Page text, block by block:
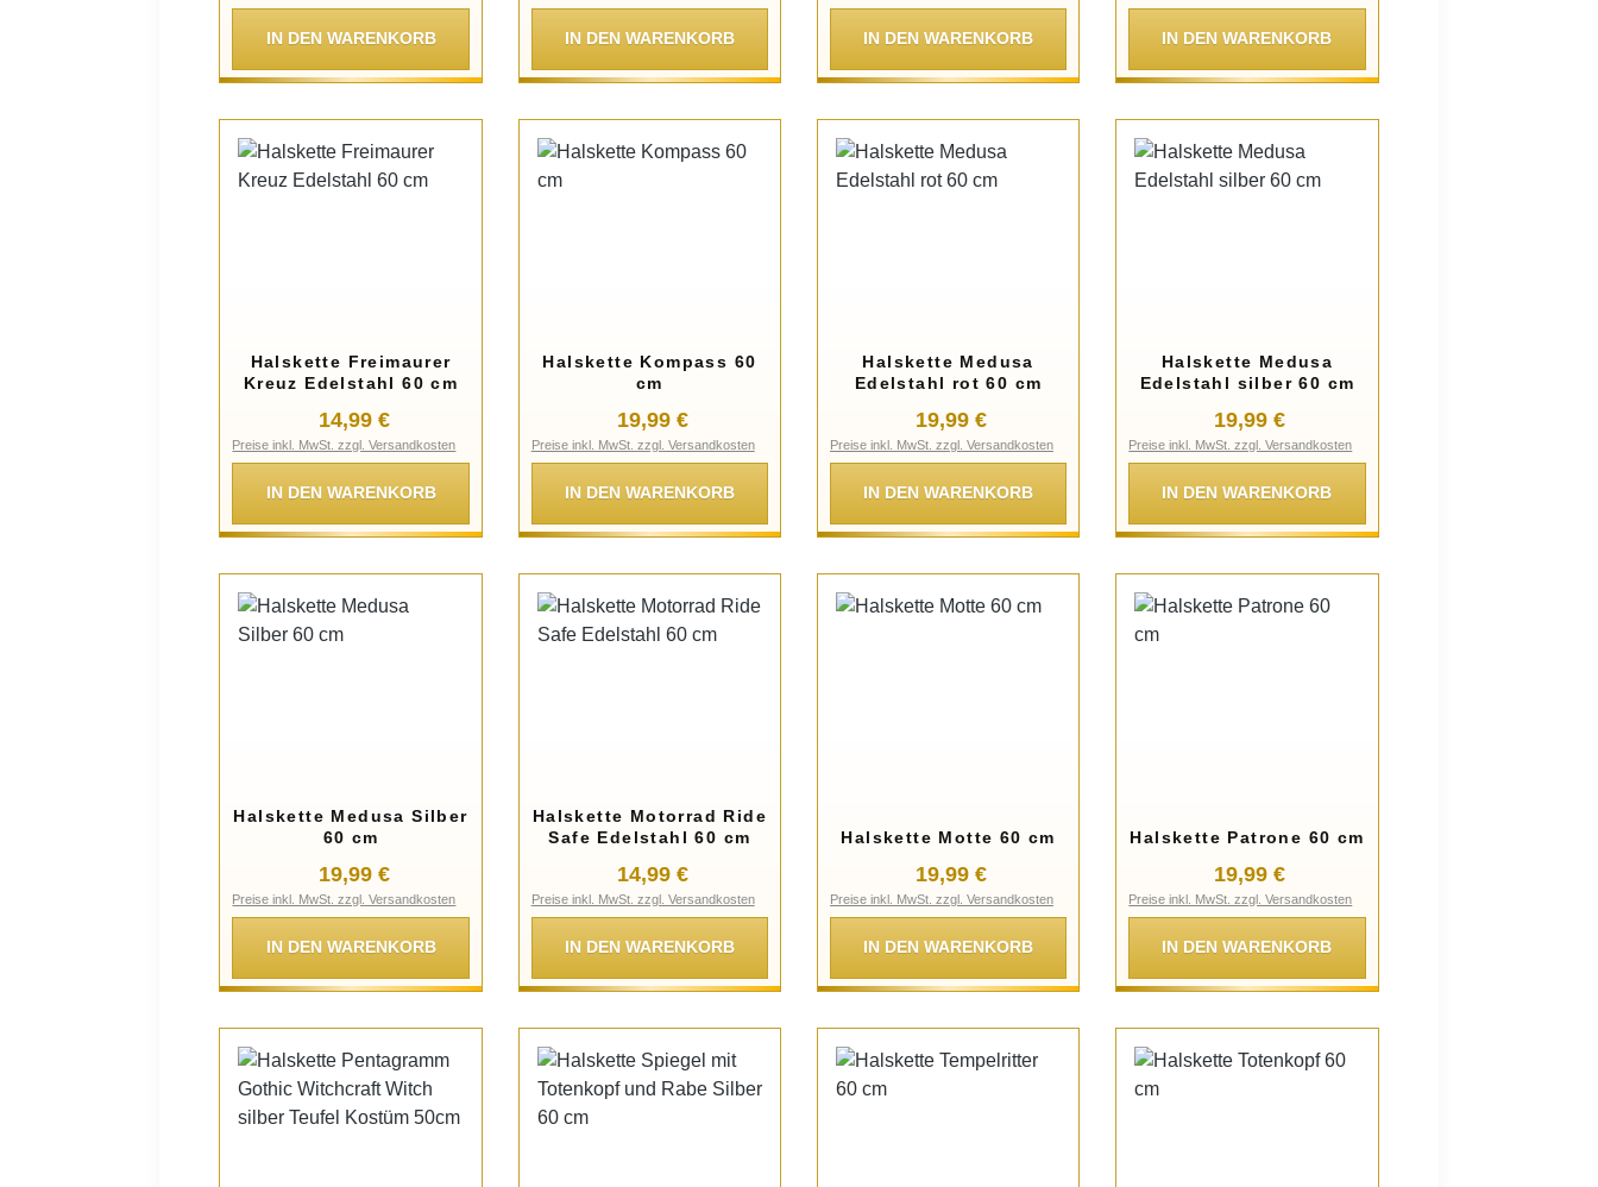
IN DEN WARENKORB IN DEN WARENKORB IN DEN WARENKORB IN DEN WARENKORB
Halskette Freimaurer
Kreuz Edelstahl 60 cm
Regulärer Preis:
14,99 €
Preise inkl. MwSt. zzgl. Versandkosten
IN DEN WARENKORB
Halskette Kompass 60
cm
Regulärer Preis:
19,99 €
Preise inkl. MwSt. zzgl. Versandkosten
IN DEN WARENKORB
Halskette Medusa
Edelstahl rot 60 cm
Regulärer Preis:
19,99 €
Preise inkl. MwSt. zzgl. Versandkosten
IN DEN WARENKORB
Halskette Medusa
Edelstahl silber 60 cm
Regulärer Preis:
19,99 €
Preise inkl. MwSt. zzgl. Versandkosten
IN DEN WARENKORB
Halskette Medusa Silber
60 cm
Regulärer Preis:
19,99 €
Preise inkl. MwSt. zzgl. Versandkosten
IN DEN WARENKORB
Halskette Motorrad Ride
Safe Edelstahl 60 cm
Regulärer Preis:
14,99 €
Preise inkl. MwSt. zzgl. Versandkosten
IN DEN WARENKORB
Halskette Motte 60 cm
Regulärer Preis:
19,99 €
Preise inkl. MwSt. zzgl. Versandkosten
IN DEN WARENKORB
Halskette Patrone 60 cm
Regulärer Preis:
19,99 €
Preise inkl. MwSt. zzgl. Versandkosten
IN DEN WARENKORB